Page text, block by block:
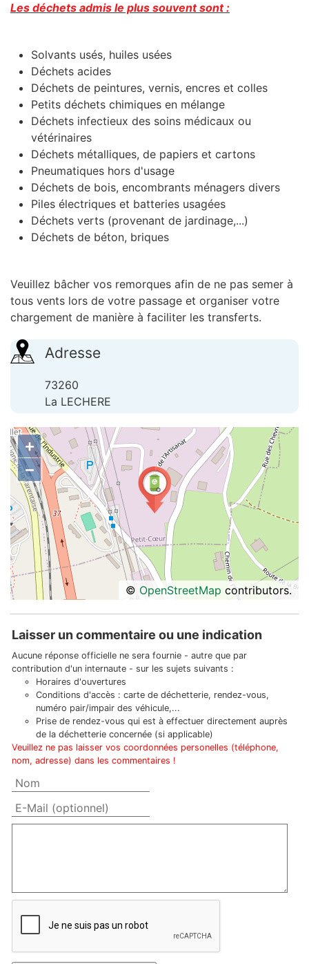
Les déchets admis le plus souvent sont :
Solvants usés, huiles usées
Déchets acides
Déchets de peintures, vernis, encres et colles
Petits déchets chimiques en mélange
Déchets infectieux des soins médicaux ou
vétérinaires
Déchets métalliques, de papiers et cartons
Pneumatiques hors d'usage
Déchets de bois, encombrants ménagers divers
Piles électriques et batteries usagées
Déchets verts (provenant de jardinage,...)
Déchets de béton, briques
Veuillez bâcher vos remorques afin de ne pas semer à
tous vents lors de votre passage et organiser votre
chargement de manière à faciliter les transferts.
Adresse
73260
La LECHERE
+
−
© OpenStreetMap contributors.
Laisser un commentaire ou une indication
Aucune réponse officielle ne sera fournie - autre que par
contribution d'un internaute - sur les sujets suivants :
Horaires d'ouvertures
Conditions d'accès : carte de déchetterie, rendez-vous,
numéro pair/impair des véhicule,...
Prise de rendez-vous qui est à effectuer directement auprès
de la déchetterie concernée (si applicable)
Veuillez ne pas laisser vos coordonnées personelles (téléphone,
nom, adresse) dans les commentaires !